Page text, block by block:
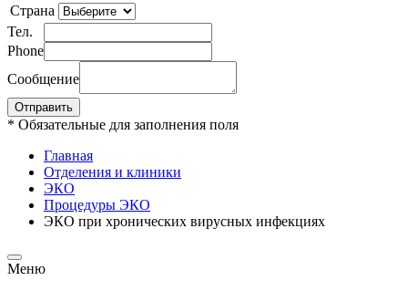
Страна
Тел.
Phone
Сообщение
* Обязательные для заполнения поля
Главная
Отделения и клиники
ЭКО
Процедуры ЭКО
ЭКО при хронических вирусных инфекциях
Меню